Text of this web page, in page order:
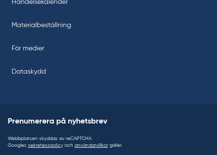
Händelsekalender
Materialbeställning
För medier
Dataskydd
Prenumerera på nyhetsbrev
Webbplatsen skyddas av reCAPTCHA.
Googles sekretesspolicy och användarvillkor gäller.